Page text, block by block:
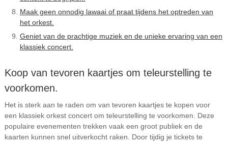
Maak geen onnodig lawaai of praat tijdens het optreden van
het orkest.
Geniet van de prachtige muziek en de unieke ervaring van een
klassiek concert.
Koop van tevoren kaartjes om teleurstelling te
voorkomen.
Het is sterk aan te raden om van tevoren kaartjes te kopen voor
een klassiek orkest concert om teleurstelling te voorkomen. Deze
populaire evenementen trekken vaak een groot publiek en de
kaarten kunnen snel uitverkocht raken. Door tijdig je tickets te